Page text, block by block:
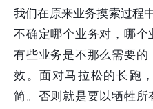
我们在原来业务摸索过程
不确定哪个业务对，哪
有些业务是不那么需要
效。面对马拉松的长跑
简。否则就是要以牺牲